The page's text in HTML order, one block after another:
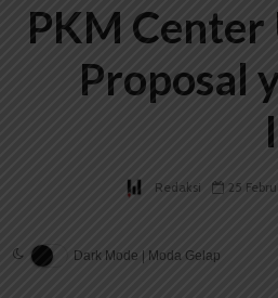
PKM
Proposal
Redaksi 25
Dark Mode | Moda Gelap